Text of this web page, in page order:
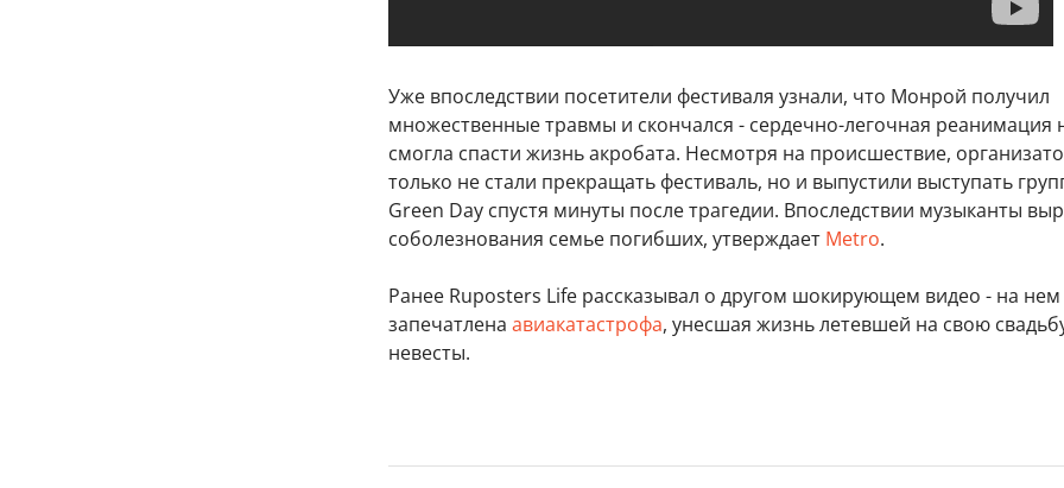
Уже впоследствии посетители фестиваля узнали, что Монрой получил
множественные травмы и скончался - сердечно-легочная реанимация
смогла спасти жизнь акробата. Несмотря на происшествие,
только не стали прекращать фестиваль, но и выпустили выступать
Green Day спустя минуты после трагедии. Впоследствии музыканты
соболезнования семье погибших, утверждает Metro.
Ранее Ruposters Life рассказывал о другом шокирующем видео - на нем
запечатлена авиакатастрофа, унесшая жизнь летевшей на свою
невесты.